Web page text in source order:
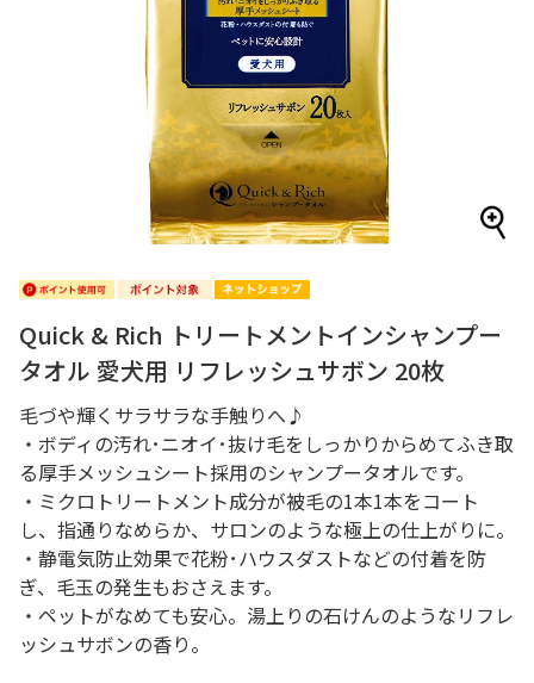
Quick & Rich トリートメントインシャンプー
タオル 愛犬用 リフレッシュサボン 20枚
毛づや輝くサラサラな手触りへ♪
・ボディの汚れ･ニオイ･抜け毛をしっかりからめてふき取
る厚手メッシュシート採用のシャンプータオルです。
・ミクロトリートメント成分が被毛の1本1本をコート
し、指通りなめらか、サロンのような極上の仕上がりに。
・静電気防止効果で花粉･ハウスダストなどの付着を防
ぎ、毛玉の発生もおさえます。
・ペットがなめても安心。湯上りの石けんのようなリフレ
ッシュサボンの香り。